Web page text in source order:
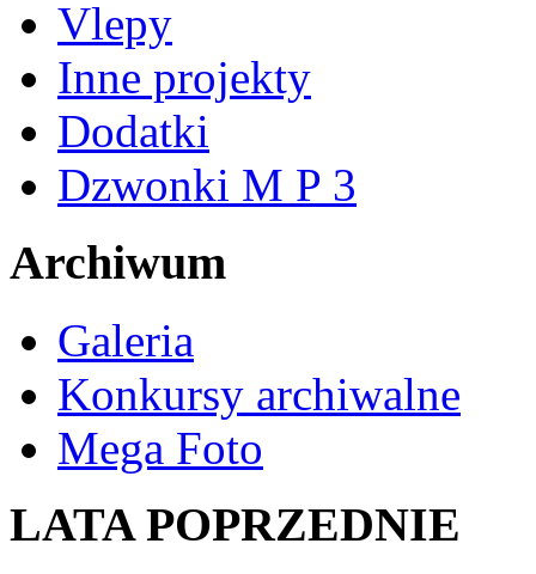
Vlepy
Inne projekty
Dodatki
Dzwonki M P 3
Archiwum
Galeria
Konkursy archiwalne
Mega Foto
LATA POPRZEDNIE